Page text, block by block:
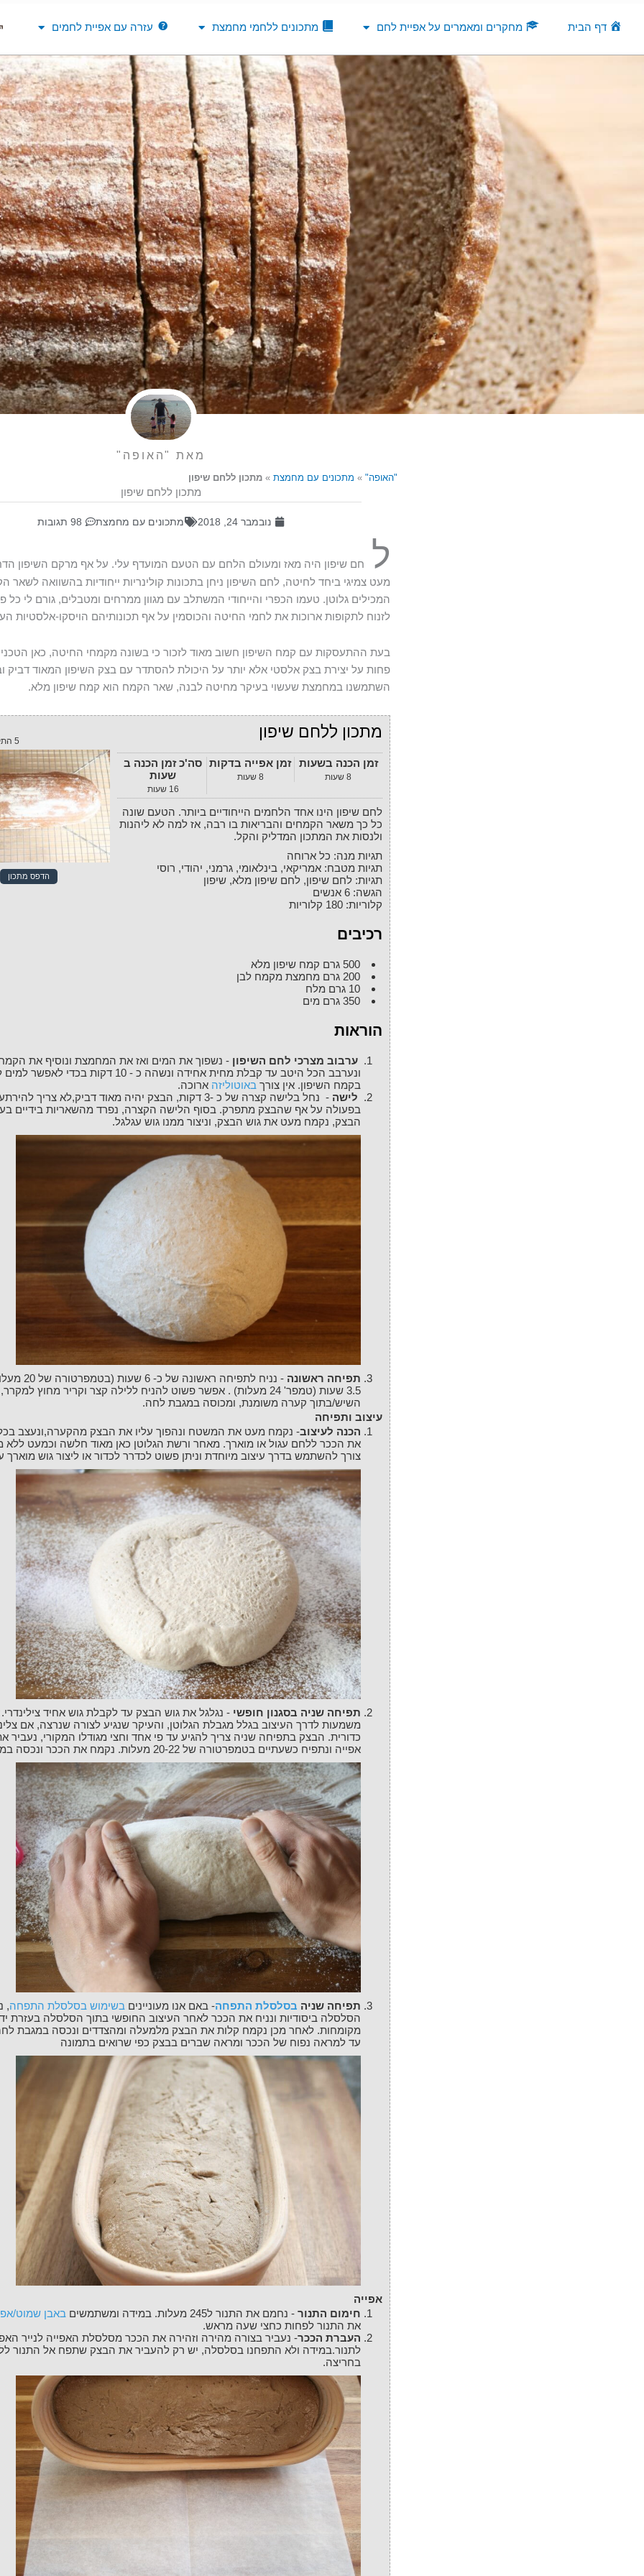
לתוכן
דף הבית מחקרים ומאמרים על אפיית לחם מתכונים ללחמי מחמצת עזרה עם אפיית לחמים
מאת "האופה"
"האופה" » מתכונים עם מחמצת »מתכון ללחם שיפון
מתכון ללחם שיפון
נובמבר 24, 2018 מתכונים עם מחמצת 98 תגובות
ל
חם שיפון היה מאז ומעולם הלחם עם הטעם המועדף עלי. על אף מרקם השיפון
מעט צמיגי ביחד לחיטה, לחם השיפון ניחן בתכונות קולינריות ייחודיות בהשוואה לשאר
המכילים גלוטן. טעמו הכפרי והייחודי המשתלב עם מגוון ממרחים ומטבלים, גורם לי
לזנוח לתקופות ארוכות את לחמי החיטה והכוסמין על אף תכונותיהם הויסקו-אלסטיות
בעת ההתעסקות עם קמח השיפון חשוב מאוד לזכור כי בשונה מקמחי החיטה, כאן
פחות על יצירת בצק אלסטי אלא יותר על היכולת להסתדר עם בצק השיפון המאוד דביק
השתמשנו במחמצת שעשוי בעיקר מחיטה לבנה, שאר הקמח הוא קמח שיפון מלא.
5
הדפס מתכון
מתכון ללחם שיפון
זמן הכנה בשעות
8 שעות
זמן אפייה בדקות
8 שעות
סה'כ זמן הכנה ב
שעות
16 שעות
לחם שיפון הינו אחד הלחמים הייחודיים ביותר. הטעם שונה
כל כך משאר הקמחים והבריאות בו רבה, אז למה לא ליהנות
ולנסות את המתכון המדליק והקל.
תגיות מנה: כל ארוחה
תגיות מטבח: אמריקאי, בינלאומי, גרמני, יהודי, רוסי
תגיות: לחם שיפון, לחם שיפון מלא, שיפון
הגשה:
6 אנשים
קלוריות:
180 קלוריות
רכיבים
500 גרם קמח שיפון מלא
200 גרם מחמצת מקמח לבן
10 גרם מלח
350 גרם מים
הוראות
ערבוב מצרכי לחם השיפון - נשפוך את המים ואז את המחמצת ונוסיף את
ונערבב הכל היטב עד קבלת מחית אחידה ונשהה כ - 10 דקות בכדי
בקמח השיפון. אין צורך באוטוליזהארוכה.
לישה
- נחל בלישה קצרה של כ -3 דקות, הבצק יהיה מאוד דביק,לא צריך
בפעולה על אף שהבצק מתפרק. בסוף הלישה הקצרה, נפרד מהשאריות בידיים
הבצק, נקמח מעט את גוש הבצק, וניצור ממנו גוש עגלגל.
תפיחה ראשונה
- נניח לתפיחה
3.5 שעות (טמפר' 24 מעלות) . אפשר פשוט להניח ללילה קצר וקריר מחוץ
השיש/בתוך קערה משומנת, ומכוסה במגבת לחה.
עיצוב ותפיחה
הכנה לעיצוב- נקמח מעט את המשטח ונהפוך עליו את הבצק מהקערה,ונעצב
את הככר ללחם עגול או מוארך. מאחר ורשת הגלוטן כאן מאוד חלשה וכמעט ללא
צורך להשתמש בדרך עיצוב מיוחדת וניתן פשוט לכדרר לכדור או ליצור גוש מוארך
תפיחה שניה בסגנון חופשי- נגלגל את גוש הבצק עד לקבלת גוש אחיד
משמעות לדרך העיצוב בגלל מגבלת הגלוטן, והעיקר שנגיע לצורה שנרצה, אם
כדורית. הבצק בתפיחה שניה צריך להגיע עד פי אחד וחצי מגודלו המקורי, נעביר
אפייה ונתפיח כשעתיים בטמפרטורה של 20-22 מעלות. נקמח את הככר ונכסה במגבת לחה.
תפיחה שניה בסלסלת התפחה- באם אנו מעוניינים בשימוש בסלסלת התפחה,
הסלסלה ביסודיות ונניח את הככר לאחר העיצוב החופשי בתוך הסלסלה בעזרת
מקומחות. לאחר מכן נקמח קלות את הבצק מלמעלה ומהצדדים ונכסה במגבת
עד למראה נפוח של הככר ומראה שברים בבצק כפי שרואים בתמונה
אפייה
חימום התנור - נחמם את התנור ל245 מעלות. במידה ומשתמשים באבן שמוט/
את התנור לפחות כחצי שעה מראש.
העברת הככר- נעביר בצורה מהירה וזהירה את הככר מסלסלת האפייה לנייר
לתנור.במידה ולא התפחנו בסלסלה, יש רק להעביר את הבצק שתפח אל התנור
בחריצה.